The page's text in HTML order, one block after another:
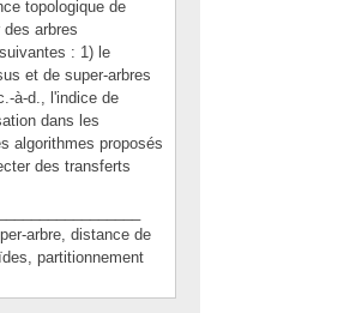
topologique de
arbres
: 1) le
et de super-arbres
à-d., l'indice de
dans les
algorithmes proposés
des transferts
arbre, distance de
partitionnement